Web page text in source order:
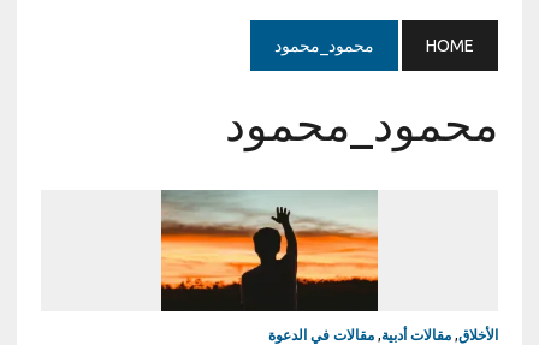
HOME محمود_محمود
محمود_محمود
الأخلاق, مقالات أدبية, مقالات في الدعوة